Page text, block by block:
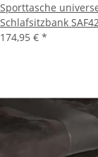
Sporttasche
Schlafsitzbank
174,95 € *